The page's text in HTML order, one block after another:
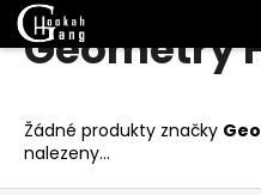
PřejítGeometry
Žádné produkty značky
nalezeny...
K
o Zpět
Zpět
C
o